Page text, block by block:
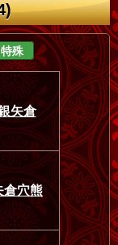
特殊
矢倉
倉穴熊